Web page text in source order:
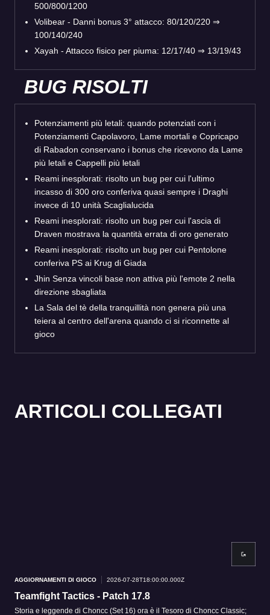
500/800/1200
Volibear - Danni bonus 3° attacco: 80/120/220 ⇒
100/140/240
Xayah - Attacco fisico per piuma: 12/17/40 ⇒ 13/19/43
BUG RISOLTI
Potenziamenti più letali: quando potenziati con i
Potenziamenti Capolavoro, Lame mortali e Copricapo
di Rabadon conservano i bonus che ricevono da Lame
più letali e Cappelli più letali
Reami inesplorati: risolto un bug per cui l'ultimo
incasso di 300 oro conferiva quasi sempre i Draghi
invece di 10 unità Scaglialucida
Reami inesplorati: risolto un bug per cui l'ascia di
Draven mostrava la quantità errata di oro generato
Reami inesplorati: risolto un bug per cui Pentolone
conferiva PS ai Krug di Giada
Jhin Senza vincoli base non attiva più l'emote 2 nella
direzione sbagliata
La Sala del tè della tranquillità non genera più una
teiera al centro dell'arena quando ci si riconnette al
gioco
ARTICOLI COLLEGATI
AGGIORNAMENTI DI GIOCO 2026-07-28T18:00:00.000Z
Teamfight Tactics - Patch 17.8
Storia e leggende di Choncc (Set 16) ora è il Tesoro di Choncc Classic;